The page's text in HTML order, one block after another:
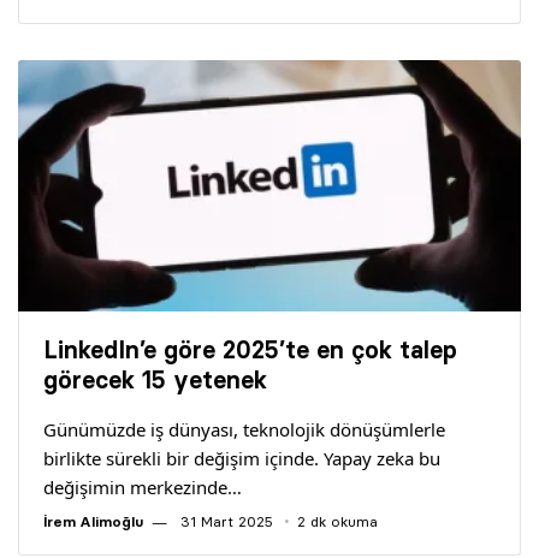
LinkedIn’e göre 2025’te en çok talep
görecek 15 yetenek
Günümüzde iş dünyası, teknolojik dönüşümlerle
birlikte sürekli bir değişim içinde. Yapay zeka bu
değişimin merkezinde…
İrem Alimoğlu 31 Mart 2025 2 dk okuma